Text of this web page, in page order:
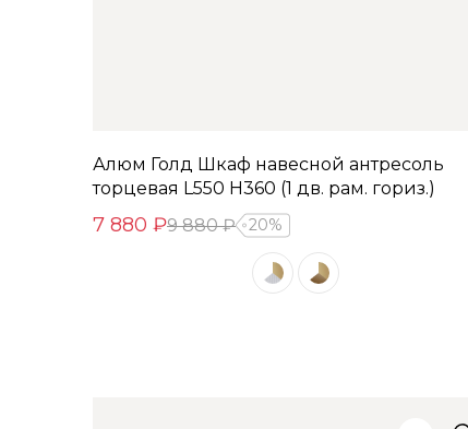
Алюм Голд Шкаф навесной антресоль
торцевая L550 H360 (1 дв. рам. гориз.)
7 880 ₽9 880 ₽ 20%